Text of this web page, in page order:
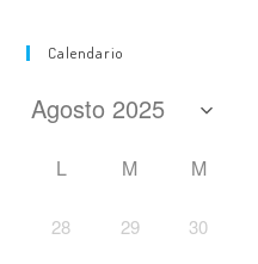
Calendario
L M M
28 29 30